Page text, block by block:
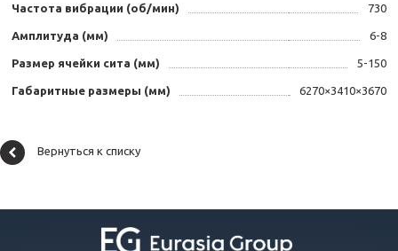
Частота вибрации (об/мин) 730
Амплитуда (мм) 6-8
Размер ячейки сита (мм) 5-150
Габаритные размеры (мм) 6270×3410×3670
Вернуться к списку